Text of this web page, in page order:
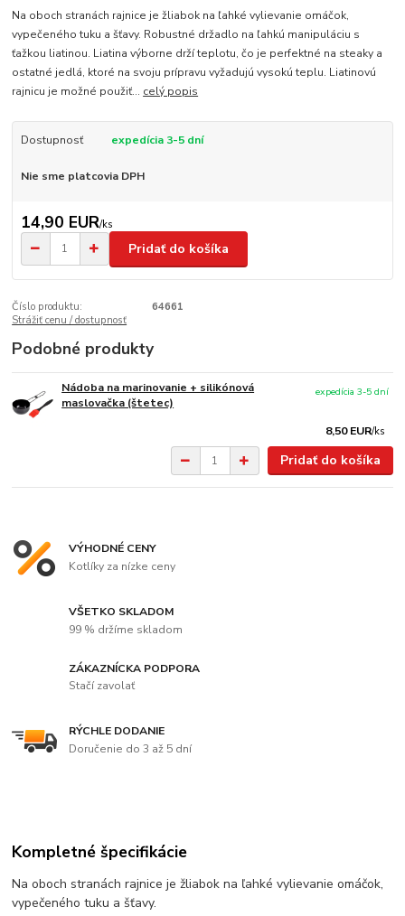
Na oboch stranách rajnice je žliabok na ľahké vylievanie omáčok,
vypečeného tuku a šťavy. Robustné držadlo na ľahkú manipuláciu s
ťažkou liatinou. Liatina výborne drží teplotu, čo je perfektné na steaky a
ostatné jedlá, ktoré na svoju prípravu vyžadujú vysokú teplu. Liatinovú
rajnicu je možné použiť... celý popis
Dostupnosť expedícia 3-5 dní
Nie sme platcovia DPH
14,90 EUR/ks
Pridať do košíka
Číslo produktu:
64661
Strážiť cenu / dostupnosť
Podobné produkty
Nádoba na marinovanie + silikónová
maslovačka (štetec)
8,50 EUR/ks
expedícia 3-5 dní
Pridať do košíka
VÝHODNÉ CENY
Kotlíky za nízke ceny
VŠETKO SKLADOM
99 % držíme skladom
ZÁKAZNÍCKA PODPORA
Stačí zavolať
RÝCHLE DODANIE
Doručenie do 3 až 5 dní
Kompletné špecifikácie
Na oboch stranách rajnice je žliabok na ľahké vylievanie omáčok,
vypečeného tuku a šťavy.